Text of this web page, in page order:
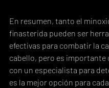
En resumen, tanto el
finasterida pueden ser
efectivas para combatir la
cabello, pero es
con un especialista para
es la mejor opción para